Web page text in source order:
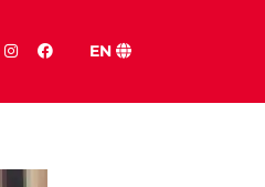
EN